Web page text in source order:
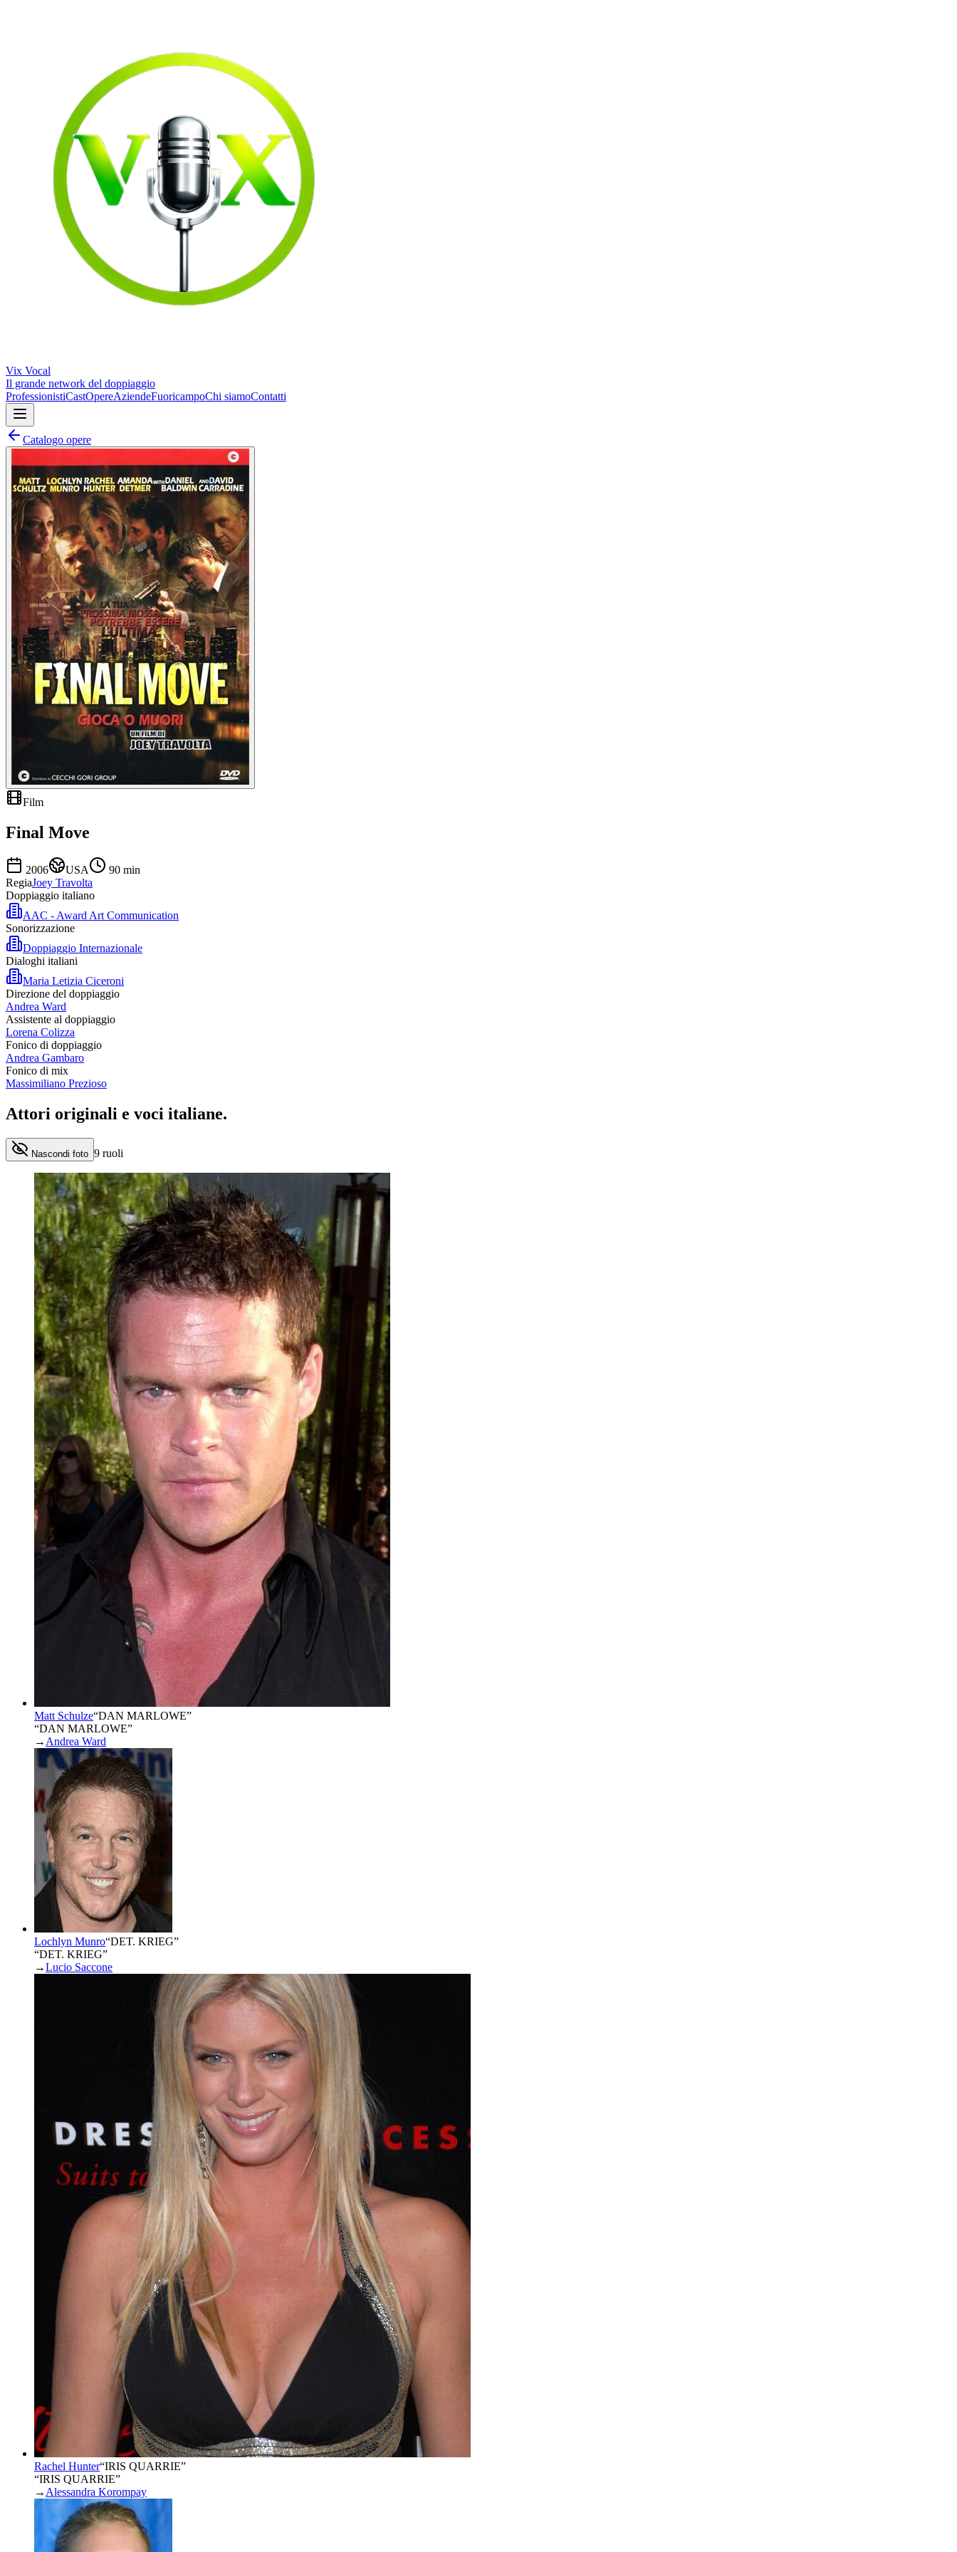
Vix Vocal
Il grande network del doppiaggio
ProfessionistiCastOpereAziendeFuoricampoChi siamoContatti
Catalogo opere
Film
Final Move
2006 USA 90 min
RegiaJoey Travolta
Doppiaggio italiano
AAC - Award Art Communication
Sonorizzazione
Doppiaggio Internazionale
Dialoghi italiani
Maria Letizia Ciceroni
Direzione del doppiaggio
Andrea Ward
Assistente al doppiaggio
Lorena Colizza
Fonico di doppiaggio
Andrea Gambaro
Fonico di mix
Massimiliano Prezioso
Attori originali e voci italiane.
Nascondi foto 9 ruoli
Matt Schulze“DAN MARLOWE”
“DAN MARLOWE”
→ Andrea Ward
Lochlyn Munro“DET. KRIEG”
“DET. KRIEG”
→Lucio Saccone
Rachel Hunter“IRIS QUARRIE”
“IRIS QUARRIE”
→ Alessandra Korompay